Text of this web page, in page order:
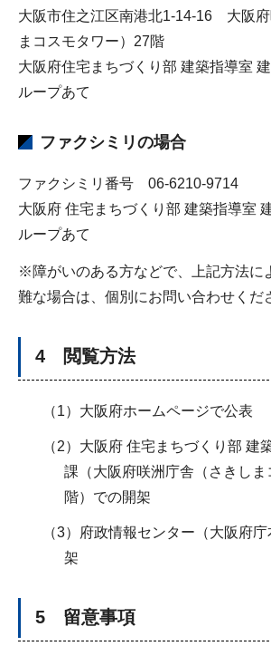
大阪市住之江区南港北1-14-16 大阪府
まコスモタワー）27階
大阪府住宅まちづくり部 建築指導室
ループあて
ファクシミリの場合
ファクシミリ番号 06-6210-9714
大阪府 住宅まちづくり部 建築指導室
ループあて
※障がいのある方などで、上記方法に
難な場合は、個別にお問い合わせくだ
4 閲覧方法
（1）大阪府ホームページで公表
（2）大阪府 住宅まちづくり部 建
課（大阪府咲洲庁舎（さきし
階）での開架
（3）府政情報センター（大阪府
架
5 留意事項